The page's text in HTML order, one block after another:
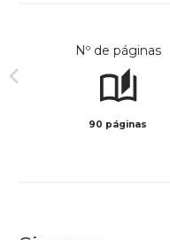
Nº de páginas
90 páginas